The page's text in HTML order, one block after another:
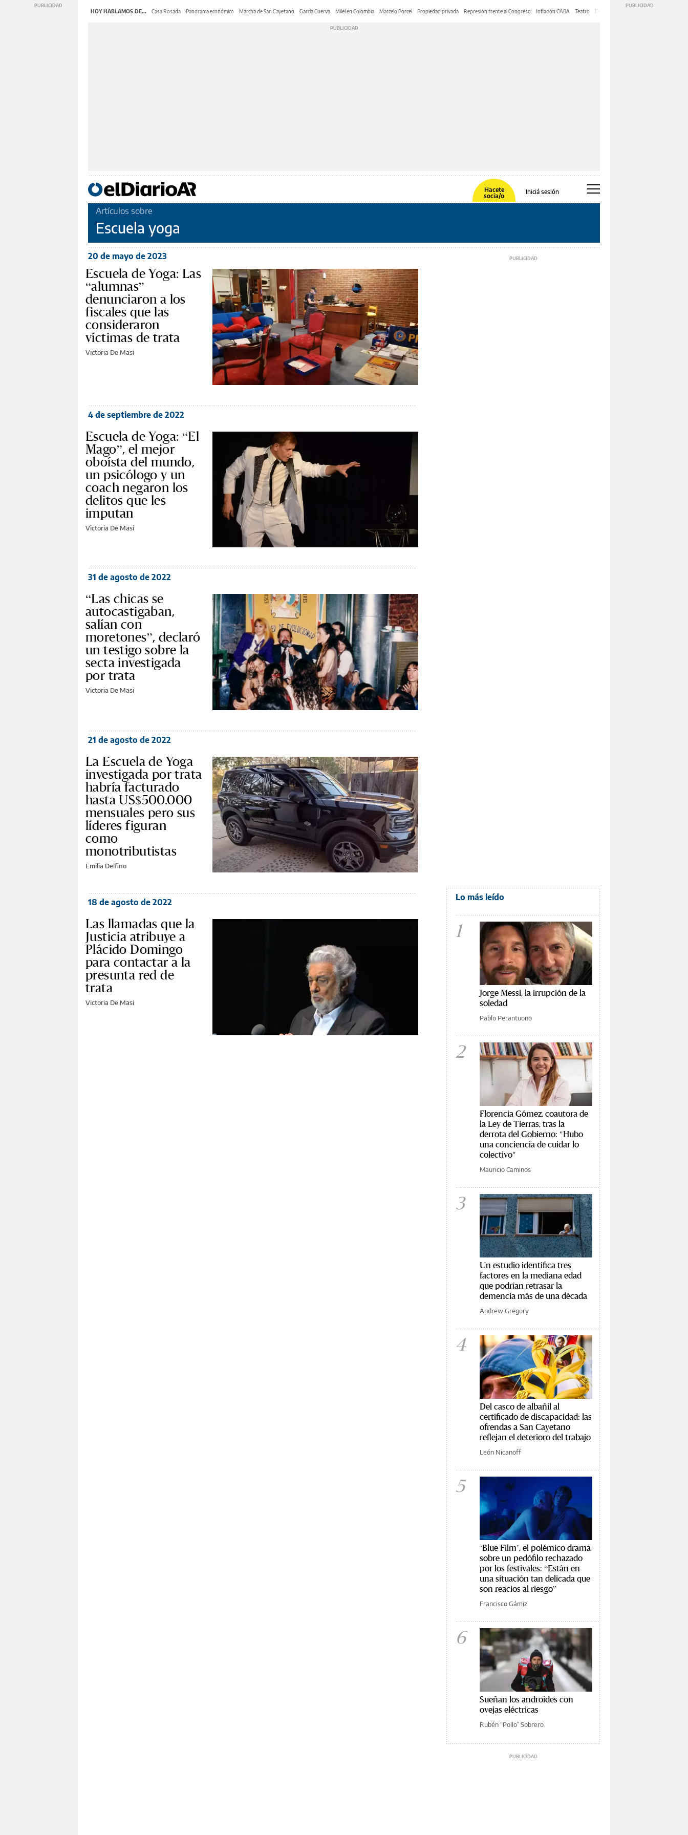
HOY HABLAMOS DE... Casa Rosada Panorama económico Marcha de San Cayetano García Cuerva Milei en Colombia Marcelo Porcel Propiedad privada Represión frente al Congreso Inflación CABA Teatro Feria de Editores
Hacete
socia/o
Iniciá sesión
Artículos sobre
Escuela yoga
20 de mayo de 2023
Escuela de Yoga: Las
“alumnas”
denunciaron a los
fiscales que las
consideraron
víctimas de trata
Victoria De Masi
4 de septiembre de 2022
Escuela de Yoga: “El
Mago”, el mejor
oboísta del mundo,
un psicólogo y un
coach negaron los
delitos que les
imputan
Victoria De Masi
31 de agosto de 2022
“Las chicas se
autocastigaban,
salían con
moretones”, declaró
un testigo sobre la
secta investigada
por trata
Victoria De Masi
21 de agosto de 2022
La Escuela de Yoga
investigada por trata
habría facturado
hasta US$500.000
mensuales pero sus
líderes figuran
como
monotributistas
Emilia Delfino
18 de agosto de 2022
Las llamadas que la
Justicia atribuye a
Plácido Domingo
para contactar a la
presunta red de
trata
Victoria De Masi
Lo más leído
1
Jorge Messi, la irrupción de la
soledad
Pablo Perantuono
2
Florencia Gómez, coautora de
la Ley de Tierras, tras la
derrota del Gobierno: "Hubo
una conciencia de cuidar lo
colectivo"
Mauricio Caminos
3
Un estudio identifica tres
factores en la mediana edad
que podrían retrasar la
demencia más de una década
Andrew Gregory
4
Del casco de albañil al
certificado de discapacidad: las
ofrendas a San Cayetano
reflejan el deterioro del trabajo
León Nicanoff
5
‘Blue Film’, el polémico drama
sobre un pedófilo rechazado
por los festivales: “Están en
una situación tan delicada que
son reacios al riesgo”
Francisco Gámiz
6
Sueñan los androides con
ovejas eléctricas
Rubén “Pollo” Sobrero